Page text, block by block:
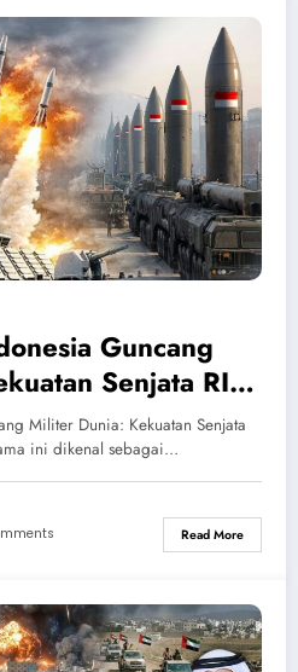
Guncang
Senjata RI
Militer Dunia: Kekuatan Senjata
ini dikenal sebagai…
Read More